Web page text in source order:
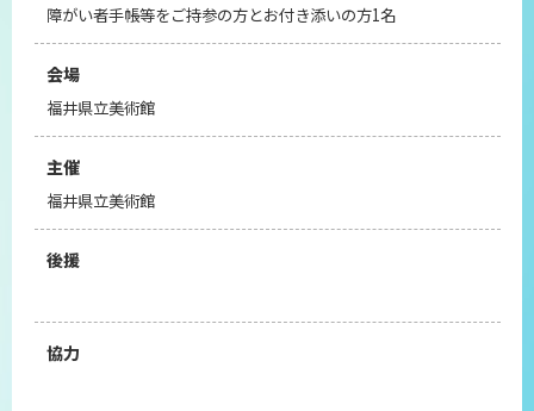
障がい者手帳等をご持参の方とお付き添いの方1名
会場
福井県立美術館
主催
福井県立美術館
後援
協力